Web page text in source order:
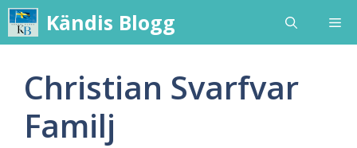
Skip
to
content
Kändis Blogg
Christian Svarfvar
Familj